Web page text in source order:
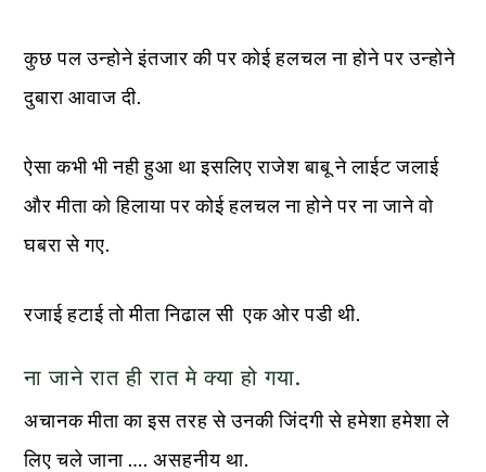
कुछ पल उन्होने इंतजार की पर कोई हलचल ना होने पर उन्होने
दुबारा आवाज दी.
ऐसा कभी भी नही हुआ था इसलिए राजेश बाबू ने लाईट जलाई
और मीता को हिलाया पर कोई हलचल ना होने पर ना जाने वो
घबरा से गए.
रजाई हटाई तो मीता निढाल सी एक ओर पडी थी.
ना जाने रात ही रात मे क्या हो गया.
अचानक मीता का इस तरह से उनकी जिंदगी से हमेशा हमेशा ले
लिए चले जाना …. असहनीय था.